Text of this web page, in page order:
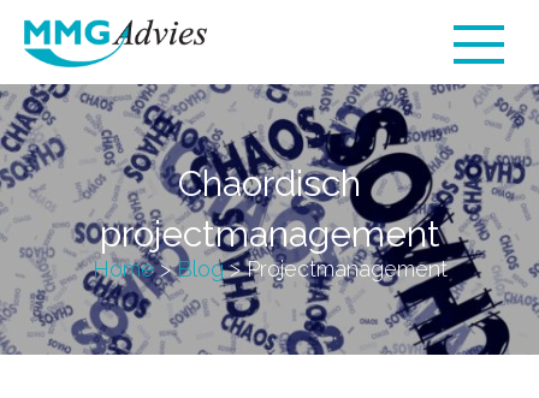
Chaordisch
projectmanagement
Home>Blog>Projectmanagement